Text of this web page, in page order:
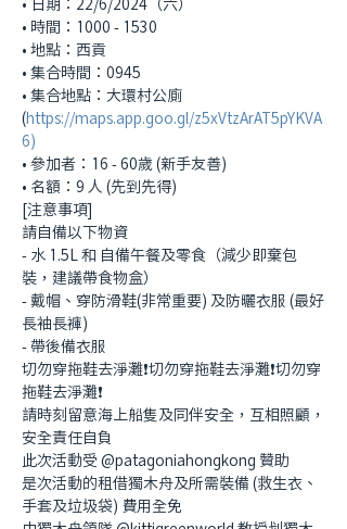
•⁠ ⁠時間：1000 - 1530
•⁠ ⁠地點：西貢
•⁠ 集合時間：0945
•⁠ 集合地點：大環村公廁
(https://maps.app.goo.gl/z5xVtzArAT5pYKVA
6)
•⁠ ⁠參加者：16 - 60歲 (新手友善)
•⁠ ⁠⁠名額：9 人 (先到先得)
[注意事項]
請自備以下物資
- 水 1.5L 和 自備午餐及零食（減少即棄包
裝，建議帶食物盒）
- 戴帽、穿防滑鞋(非常重要) 及防曬衣服 (最好
長袖長褲)
- 帶後備衣服
切勿穿拖鞋去淨灘❗切勿穿拖鞋去淨灘❗切勿穿
拖鞋去淨灘❗
請時刻留意海上船隻及同伴安全，互相照顧，
安全責任自負
此次活動受 @patagoniahongkong 贊助
是次活動的租借獨木舟及所需裝備 (救生衣、
手套及垃圾袋) 費用全免